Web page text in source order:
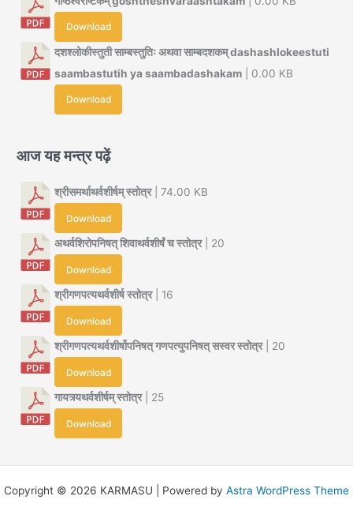
Download
दशश्लोकीस्तुती साम्बस्तुतिः अथवा साम्बदशकम् dashashlokeestuti
saambastutih ya saambadashakam | 0.00 KB
Download
आज यह मन्त्र पढ़ें
श्रीसमर्थाथर्वशीर्षम् स्तोत्र| 74.00 KB
Download
अथर्वशिरोपनिषत् शिवाथर्वशीर्षं च स्तोत्र| 20
Download
श्रीगणपत्यथर्वशीर्ष स्तोत्र| 16
Download
श्रीगणपत्यथर्वशीर्षोपनिषत् गणपत्युपनिषत् सस्वर स्तोत्र| 20
Download
गायत्र्यथर्वशीर्षम् स्तोत्र| 25
Download
Copyright © 2026 KARMASU | Powered by Astra WordPress Theme